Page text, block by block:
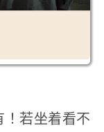
！若坐着看不